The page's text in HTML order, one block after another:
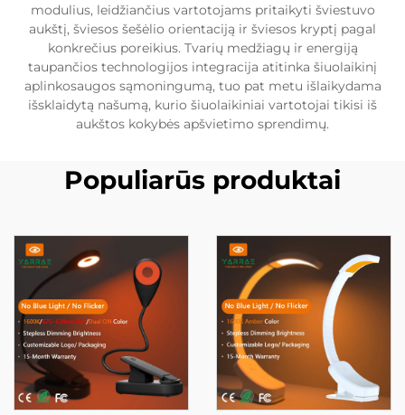
modulius, leidžiančius vartotojams pritaikyti šviestuvo
aukštį, šviesos šešėlio orientaciją ir šviesos kryptį pagal
konkrečius poreikius. Tvarių medžiagų ir energiją
taupančios technologijos integracija atitinka šiuolaikinį
aplinkosaugos sąmoningumą, tuo pat metu išlaikydama
išsklaidytą našumą, kurio šiuolaikiniai vartotojai tikisi iš
aukštos kokybės apšvietimo sprendimų.
Populiarūs produktai